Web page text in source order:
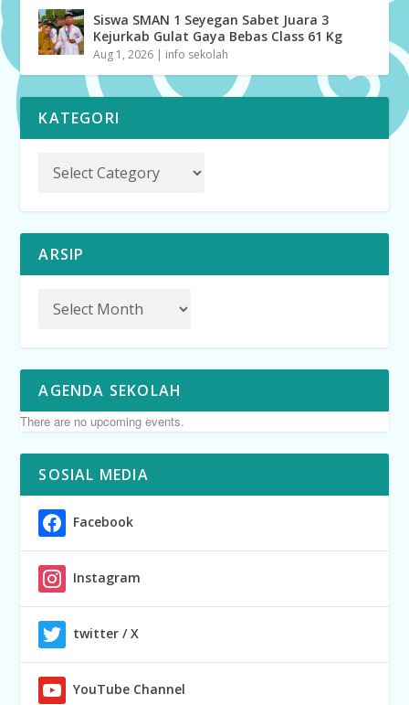
Siswa SMAN 1 Seyegan Sabet Juara 3
Kejurkab Gulat Gaya Bebas Class 61 Kg
Aug 1, 2026 | info sekolah
KATEGORI
ARSIP
AGENDA SEKOLAH
There are no upcoming events.
SOSIAL MEDIA
Facebook
Instagram
twitter / X
YouTube Channel